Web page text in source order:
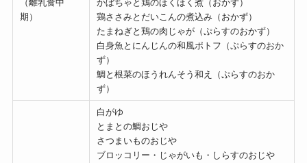
（離乳食中
期）
かぼちゃと鶏のほくほく煮（おかず）
鶏ささみとだいこんの煮込み（おかず）
たまねぎと鶏の肉じゃが（ぷらすのおかず）
白身魚とにんじんの和風ポトフ（ぷらすのおか
ず）
鯛と根菜のほうれんそう和え（ぷらすのおか
ず）
白がゆ
とまとの鯛おじや
さつまいものおじや
ブロッコリー・じゃがいも・しらすのおじや